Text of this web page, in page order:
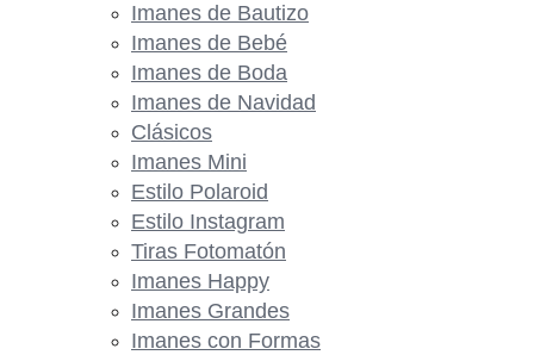
Imanes de Bautizo
Imanes de Bebé
Imanes de Boda
Imanes de Navidad
Clásicos
Imanes Mini
Estilo Polaroid
Estilo Instagram
Tiras Fotomatón
Imanes Happy
Imanes Grandes
Imanes con Formas